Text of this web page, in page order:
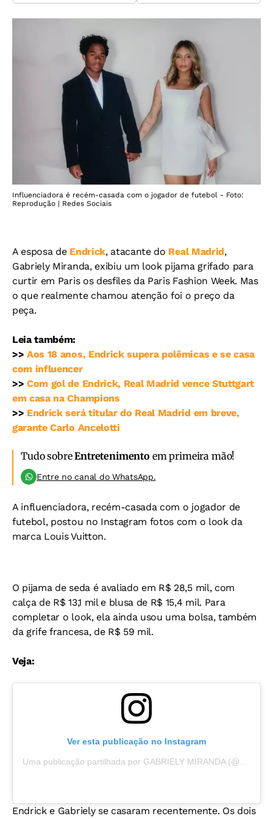
Influenciadora é recém-casada com o jogador de futebol - Foto:
Reprodução | Redes Sociais
A esposa de Endrick, atacante do Real Madrid,
Gabriely Miranda, exibiu um look pijama grifado para
curtir em Paris os desfiles da Paris Fashion Week. Mas
o que realmente chamou atenção foi o preço da
peça.
Leia também:
>> Aos 18 anos, Endrick supera polêmicas e se casa
com influencer
>>Com gol de Endrick, Real Madrid vence Stuttgart
em casa na Champions
>> Endrick será titular do Real Madrid em breve,
garante Carlo Ancelotti
Tudo sobreEntretenimento em primeira mão!
Entre no canal do WhatsApp.
A influenciadora, recém-casada com o jogador de
futebol, postou no Instagram fotos com o look da
marca Louis Vuitton.
O pijama de seda é avaliado em R$ 28,5 mil, com
calça de R$ 13,1 mil e blusa de R$ 15,4 mil. Para
completar o look, ela ainda usou uma bolsa, também
da grife francesa, de R$ 59 mil.
Veja:
Ver esta publicação no Instagram
Endrick e Gabriely se casaram recentemente. Os dois